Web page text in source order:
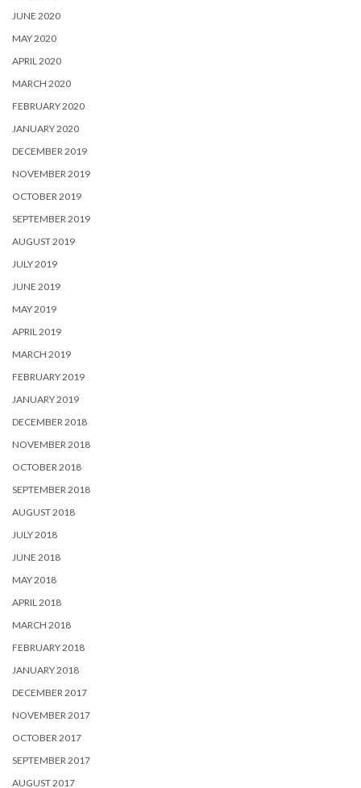
JUNE 2020
MAY 2020
APRIL 2020
MARCH 2020
FEBRUARY 2020
JANUARY 2020
DECEMBER 2019
NOVEMBER 2019
OCTOBER 2019
SEPTEMBER 2019
AUGUST 2019
JULY 2019
JUNE 2019
MAY 2019
APRIL 2019
MARCH 2019
FEBRUARY 2019
JANUARY 2019
DECEMBER 2018
NOVEMBER 2018
OCTOBER 2018
SEPTEMBER 2018
AUGUST 2018
JULY 2018
JUNE 2018
MAY 2018
APRIL 2018
MARCH 2018
FEBRUARY 2018
JANUARY 2018
DECEMBER 2017
NOVEMBER 2017
OCTOBER 2017
SEPTEMBER 2017
AUGUST 2017